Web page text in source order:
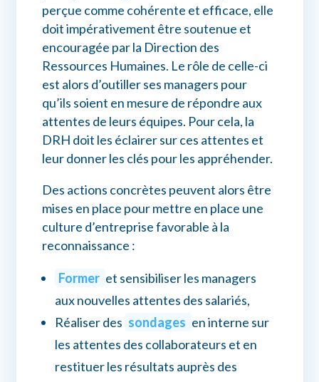
perçue comme cohérente et efficace, elle
doit impérativement être soutenue et
encouragée par la Direction des
Ressources Humaines. Le rôle de celle-ci
est alors d’outiller ses managers pour
qu’ils soient en mesure de répondre aux
attentes de leurs équipes. Pour cela, la
DRH doit les éclairer sur ces attentes et
leur donner les clés pour les appréhender.
Des actions concrètes peuvent alors être
mises en place pour mettre en place une
culture d’entreprise favorable à la
reconnaissance :
Former et sensibiliser les managers
aux nouvelles attentes des salariés,
Réaliser des sondages en interne sur
les attentes des collaborateurs et en
restituer les résultats auprès des